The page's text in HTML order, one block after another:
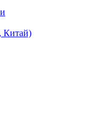
Китай)